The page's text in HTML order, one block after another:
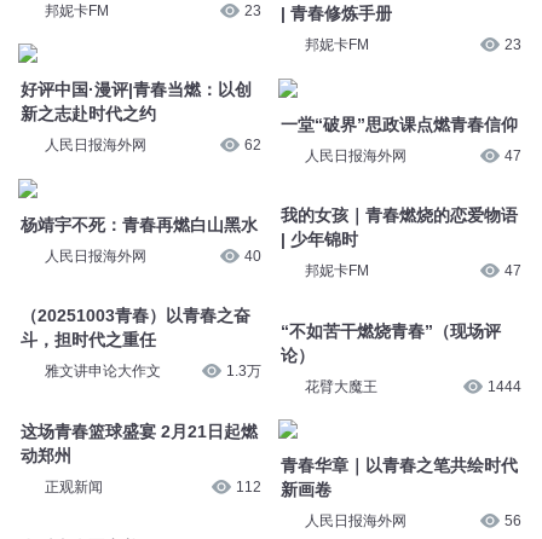
邦妮卡FM 23
好评中国·漫评|青春当燃：以创
新之志赴时代之约
人民日报海外网 62
杨靖宇不死：青春再燃白山黑水
人民日报海外网 40
（20251003青春）以青春之奋
斗，担时代之重任
雅文讲申论大作文 1.3万
这场青春篮球盛宴 2月21日起燃
动郑州
正观新闻 112
| 青春修炼手册
邦妮卡FM 23
一堂“破界”思政课点燃青春信仰
人民日报海外网 47
我的女孩｜青春燃烧的恋爱物语
| 少年锦时
邦妮卡FM 47
“不如苦干燃烧青春”（现场评
论）
花臂大魔王 1444
青春华章｜以青春之笔共绘时代
新画卷
人民日报海外网 56